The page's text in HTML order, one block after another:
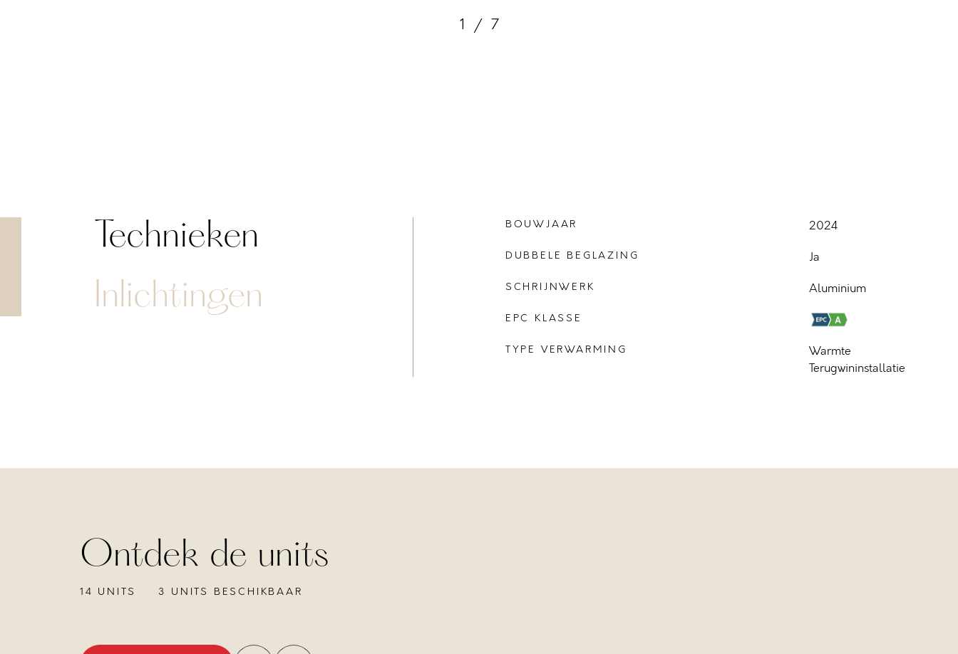
1 / 7
Technieken
Inlichtingen
BOUWJAAR 2024
DUBBELE BEGLAZING Ja
SCHRIJNWERK Aluminium
EPC KLASSE
TYPE VERWARMING
Warmte
Terugwininstallatie
Ontdek de units
14 UNITS 3 UNITS BESCHIKBAAR